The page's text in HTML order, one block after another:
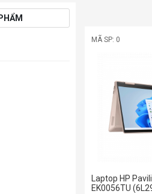
MÃ SP: 0
Laptop HP
EK0056TU